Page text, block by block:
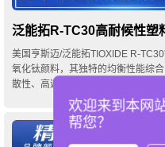
泛能拓R-TC30高耐候性塑
美国亨斯迈/泛能拓TIOXIDE R-
氧化钛颜料，其独特的均衡性能综
散性、高遮盖力及蓝底色调等。这些
欢迎来到本网
帮您？